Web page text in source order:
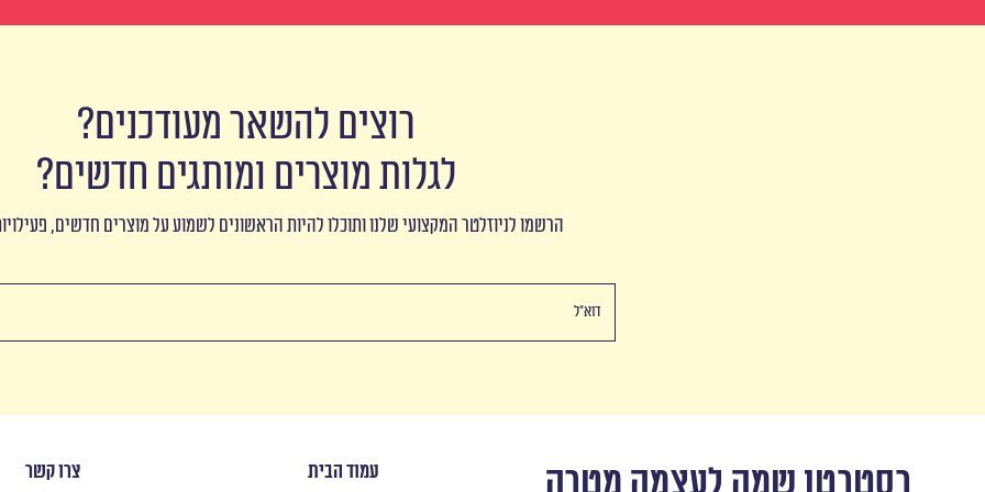
רוצים להשאר מעודכנים?
לגלות מוצרים ומותגים חדשים?
הרשמו לניוזלטר המקצועי שלנו ותוכלו להיות הראשונים לשמוע על מוצרים חדשים,
עמוד הבית צרו קשר